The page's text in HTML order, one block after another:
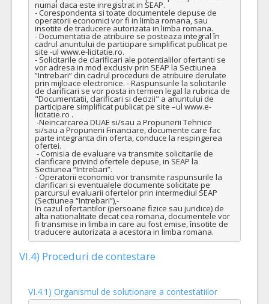
numai daca este inregistrat in SEAP.
- Corespondenta si toate documentele depuse de
operatorii economici vor fi in limba romana, sau
insotite de traducere autorizata in limba romana.
- Documentatia de atribuire se posteaza integral în
cadrul anuntului de participare simplificat publicat pe
site -ul www.e-licitatie.ro.
- Solicitarile de clarificari ale potentialilor ofertanti se
vor adresa in mod exclusiv prin SEAP la Sectiunea
”Intrebari” din cadrul procedurii de atribuire derulate
prin mijloace electronice. - Raspunsurile la solicitarile
de clarificari se vor posta in termen legal la rubrica de
"Documentatii, clarificari si decizii" a anuntului de
participare simplificat publicat pe site –ul www.e-
licitatie.ro .
si/sau a Propunerii Financiare, documente care fac
parte integranta din oferta, conduce la respingerea
ofertei.
clarificare privind ofertele depuse, in SEAP la
Sectiunea “Intrebari”.
- Operatorii economici vor transmite raspunsurile la
clarificari si eventualele documente solicitate pe
parcursul evaluarii ofertelor prin intermediul SEAP
(Sectiunea “Intrebari”),-
In cazul ofertantilor (persoane fizice sau juridice) de
alta nationalitate decat cea romana, documentele vor
fi transmise in limba in care au fost emise, însotite de
traducere autorizata a acestora in limba romana.
VI.4) Proceduri de contestare
VI.4.1) Organismul de solutionare a contestatiilor